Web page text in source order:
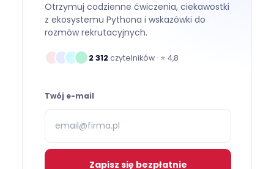
Otrzymuj codzienne ćwiczenia, ciekawostki
z ekosystemu Pythona i wskazówki do
rozmów rekrutacyjnych.
2 312czytelników · ⭐ 4,8
Twój e-mail
Zapisz się bezpłatnie